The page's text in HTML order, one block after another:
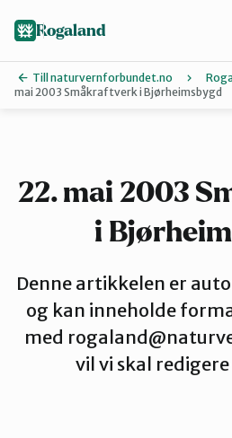
Haugalandet
Naturvernforbundet i
Nord-Jæren
Rogaland
Till naturvernforbundet.no
mai 2003 Småkraftverk i Bjørheimsbygd
22. mai 2003
i
Denne artikkelen er
og kan inneholde
med
vil vi skal